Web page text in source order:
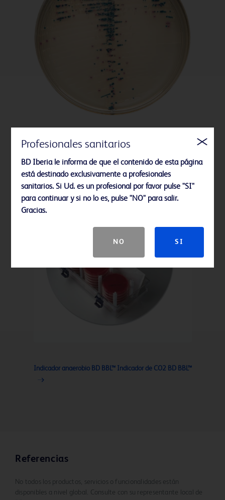
Medios preparados en placa BD BBL™
Indicador anaerobio BD BBL™ Indicador de CO2 BD BBL™
Referencias
No todos los productos, servicios o funcionalidades están
disponibles a nivel global. Consulte con su representante local de
Profesionales sanitarios
BD Iberia le informa de que el contenido de esta página
está destinado exclusivamente a profesionales
sanitarios. Si Ud. es un profesional por favor pulse "SI"
para continuar y si no lo es, pulse "NO" para salir.
Gracias.
NO SI